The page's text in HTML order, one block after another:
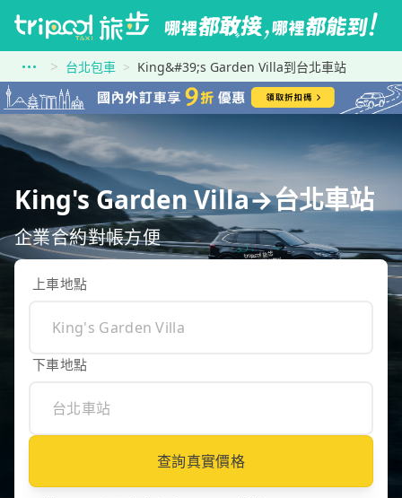
台北包車 King&#39;s Garden Villa到台北車站
King's Garden Villa→台北車站
企業合約對帳方便
上車地點
下車地點
查詢真實價格